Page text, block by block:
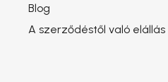
Blog
A szerződéstől való elállás